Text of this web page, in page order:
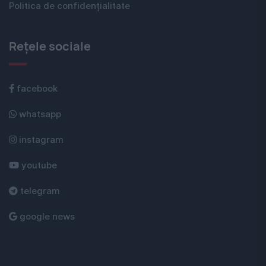
Politica de confidențialitate
Rețele sociale
facebook
whatsapp
instagram
youtube
telegram
google news